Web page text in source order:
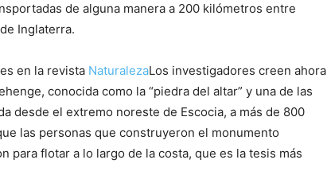
de alguna manera a 200 kilómetros entre
Inglaterra.
en la revista NaturalezaLos investigadores creen ahora
conocida como la “piedra del altar” y una de las
desde el extremo noreste de Escocia, a más de 800
las personas que construyeron el monumento
para flotar a lo largo de la costa, que es la tesis más